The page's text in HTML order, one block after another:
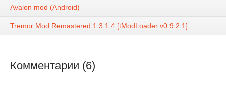
Avalon mod (Android)
Tremor Mod Remastered 1.3.1.4 [tModLoader v0.9.2.1]
Комментарии (6)